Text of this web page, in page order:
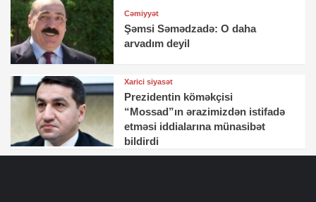
Cəmiyyət
Şəmsi Səmədzadə: O daha
arvadım deyil
Xarici siyasət
Prezidentin köməkçisi
“Mossad”ın ərazimizdən istifadə
etməsi iddialarına münasibət
bildirdi